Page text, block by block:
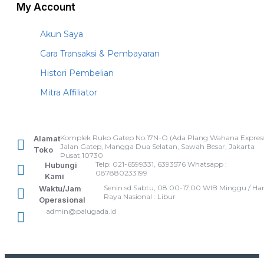
My Account
Akun Saya
Cara Transaksi & Pembayaran
Histori Pembelian
Mitra Affiliator
Alamat
Toko
Komplek Ruko Gatep No.17N-O (Ada Plang Wahana
Jalan Gatep, Mangga Dua Selatan, Sawah Besar, Jakarta
Pusat 10730
Hubungi
Kami
Telp: 021-6599331, 6393576 Whatsapp :
087880233199
Waktu/Jam
Operasional
Senin sd Sabtu, 08.00-17.00 WIB Minggu /
Raya Nasional : Libur
admin@palugada.id